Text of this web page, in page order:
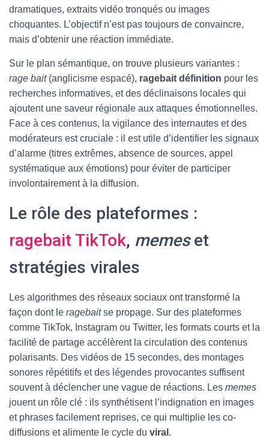
dramatiques, extraits vidéo tronqués ou images
choquantes. L’objectif n’est pas toujours de convaincre,
mais d’obtenir une réaction immédiate.
Sur le plan sémantique, on trouve plusieurs variantes :
rage bait(anglicisme espacé), ragebait définition pour les
recherches informatives, et des déclinaisons locales qui
ajoutent une saveur régionale aux attaques émotionnelles.
Face à ces contenus, la vigilance des internautes et des
modérateurs est cruciale : il est utile d’identifier les signaux
d’alarme (titres extrêmes, absence de sources, appel
systématique aux émotions) pour éviter de participer
involontairement à la diffusion.
Le rôle des plateformes :
ragebait TikTok, memeset
stratégies virales
Les algorithmes des réseaux sociaux ont transformé la
façon dont le ragebaitse propage. Sur des plateformes
comme TikTok, Instagram ou Twitter, les formats courts et la
facilité de partage accélèrent la circulation des contenus
polarisants. Des vidéos de 15 secondes, des montages
sonores répétitifs et des légendes provocantes suffisent
souvent à déclencher une vague de réactions. Les memes
jouent un rôle clé : ils synthétisent l’indignation en images
et phrases facilement reprises, ce qui multiplie les co-
diffusions et alimente le cycle du viral .